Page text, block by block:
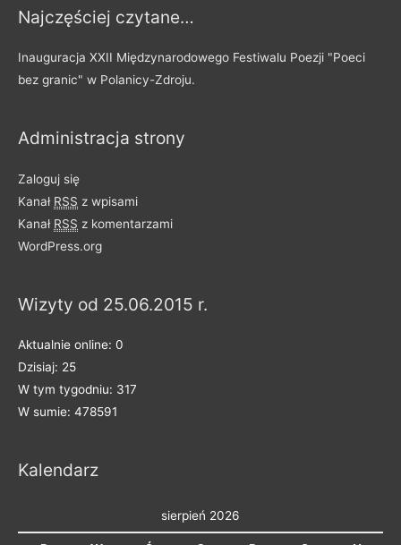
Najczęściej czytane…
Inauguracja XXII Międzynarodowego Festiwalu Poezji "Poeci
bez granic" w Polanicy-Zdroju.
Administracja strony
Zaloguj się
Kanał RSS z wpisami
Kanał RSS z komentarzami
WordPress.org
Wizyty od 25.06.2015 r.
Aktualnie online: 0
Dzisiaj: 25
W tym tygodniu: 317
W sumie: 478591
Kalendarz
sierpień 2026